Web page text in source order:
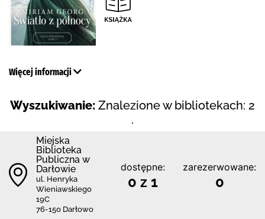
Więcej informacji
Wyszukiwanie: Znalezione w bibliotekach: 2
.
Miejska
Biblioteka
Publiczna w
Darłowie
ul. Henryka
Wieniawskiego
19C
76-150 Darłowo
dostępne:
0 z 1
zarezerwowane:
0